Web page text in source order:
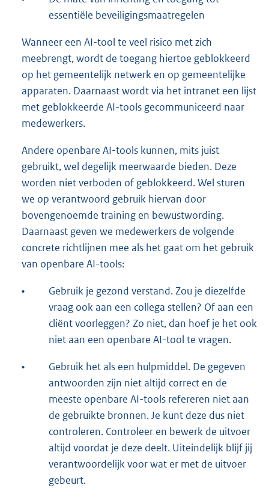
essentiële beveiligingsmaatregelen
Wanneer een AI-tool te veel risico met zich
meebrengt, wordt de toegang hiertoe geblokkeerd
op het gemeentelijk netwerk en op gemeentelijke
apparaten. Daarnaast wordt via het intranet een lijst
met geblokkeerde AI-tools gecommuniceerd naar
medewerkers.
Andere openbare AI-tools kunnen, mits juist
gebruikt, wel degelijk meerwaarde bieden. Deze
worden niet verboden of geblokkeerd. Wel sturen
we op verantwoord gebruik hiervan door
bovengenoemde training en bewustwording.
Daarnaast geven we medewerkers de volgende
concrete richtlijnen mee als het gaat om het gebruik
van openbare AI-tools:
•
Gebruik je gezond verstand. Zou je diezelfde
vraag ook aan een collega stellen? Of aan een
cliënt voorleggen? Zo niet, dan hoef je het ook
niet aan een openbare AI-tool te vragen.
•
Gebruik het als een hulpmiddel. De gegeven
antwoorden zijn niet altijd correct en de
meeste openbare AI-tools refereren niet aan
de gebruikte bronnen. Je kunt deze dus niet
controleren. Controleer en bewerk de uitvoer
altijd voordat je deze deelt. Uiteindelijk blijf jij
verantwoordelijk voor wat er met de uitvoer
gebeurt.